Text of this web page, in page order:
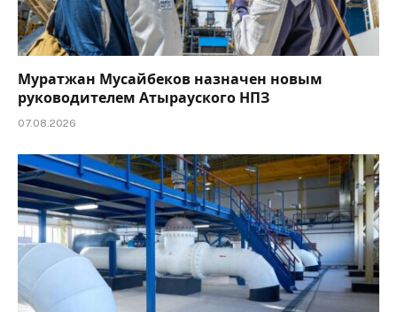
Муратжан Мусайбеков назначен новым
руководителем Атырауского НПЗ
07.08.2026